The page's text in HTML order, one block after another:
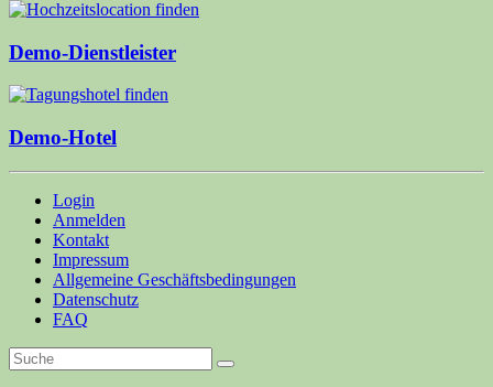
Demo-Dienstleister
Demo-Hotel
Login
Anmelden
Kontakt
Impressum
Allgemeine Geschäftsbedingungen
Datenschutz
FAQ